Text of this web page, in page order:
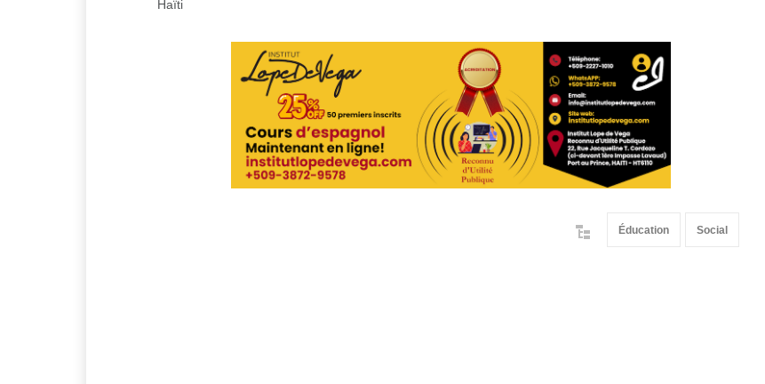
Haïti
Éducation Social